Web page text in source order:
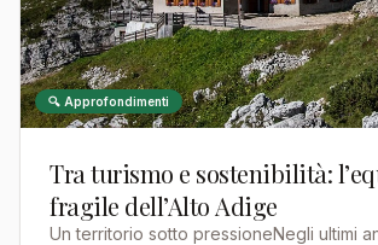
🔍 Approfondimenti
Tra turismo e sostenibilità:
fragile dell’Alto Adige
Un territorio sotto pressioneNegli ultimi